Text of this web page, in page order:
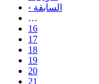
‹ السابقة
…
16
17
18
19
20
21